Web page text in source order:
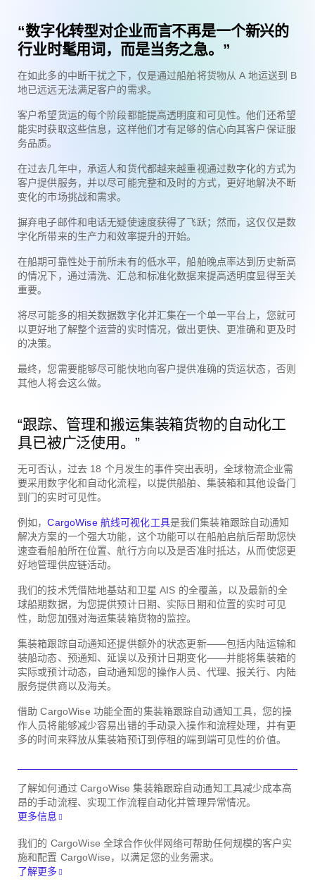
“数字化转型对企业而言不再是一个新兴的
行业时髦用词，而是当务之急。”
在如此多的中断干扰之下，仅是通过船舶将货物从 A 地运送到 B
地已远远无法满足客户的需求。
客户希望货运的每个阶段都能提高透明度和可见性。他们还希望
能实时获取这些信息，这样他们才有足够的信心向其客户保证服
务品质。
在过去几年中，承运人和货代都越来越重视通过数字化的方式为
客户提供服务，并以尽可能完整和及时的方式，更好地解决不断
变化的市场挑战和需求。
摒弃电子邮件和电话无疑使速度获得了飞跃；然而，这仅仅是数
字化所带来的生产力和效率提升的开始。
在船期可靠性处于前所未有的低水平，船舶晚点率达到历史新高
的情况下，通过清洗、汇总和标准化数据来提高透明度显得至关
重要。
将尽可能多的相关数据数字化并汇集在一个单一平台上，您就可
以更好地了解整个运营的实时情况，做出更快、更准确和更及时
的决策。
最终，您需要能够尽可能快地向客户提供准确的货运状态，否则
其他人将会这么做。
“跟踪、管理和搬运集装箱货物的自动化工
具已被广泛使用。”
无可否认，过去 18 个月发生的事件突出表明，全球物流企业需
要采用数字化和自动化流程，以提供船舶、集装箱和其他设备门
到门的实时可见性。
例如，CargoWise 航线可视化工具是我们集装箱跟踪自动通知
解决方案的一个强大功能，这个功能可以在船舶启航后帮助您快
速查看船舶所在位置、航行方向以及是否准时抵达，从而使您更
好地管理供应链活动。
我们的技术凭借陆地基站和卫星 AIS 的全覆盖，以及最新的全
球船期数据，为您提供预计日期、实际日期和位置的实时可见
性，助您加强对海运集装箱货物的监控。
集装箱跟踪自动通知还提供额外的状态更新——包括内陆运输和
装船动态、预通知、延误以及预计日期变化——并能将集装箱的
实际或预计动态，自动通知您的操作人员、代理、报关行、内陆
服务提供商以及海关。
借助 CargoWise 功能全面的集装箱跟踪自动通知工具，您的操
作人员将能够减少容易出错的手动录入操作和流程处理，并有更
多的时间来释放从集装箱预订到停租的端到端可见性的价值。
了解如何通过 CargoWise 集装箱跟踪自动通知工具减少成本高
昂的手动流程、实现工作流程自动化并管理异常情况。
更多信息
我们的 CargoWise 全球合作伙伴网络可帮助任何规模的客户实
施和配置 CargoWise，以满足您的业务需求。
了解更多